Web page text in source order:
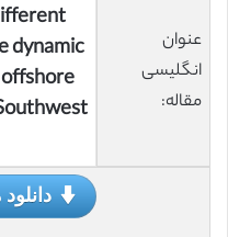
عنوان
انگلیسی
مقاله:
dynamic